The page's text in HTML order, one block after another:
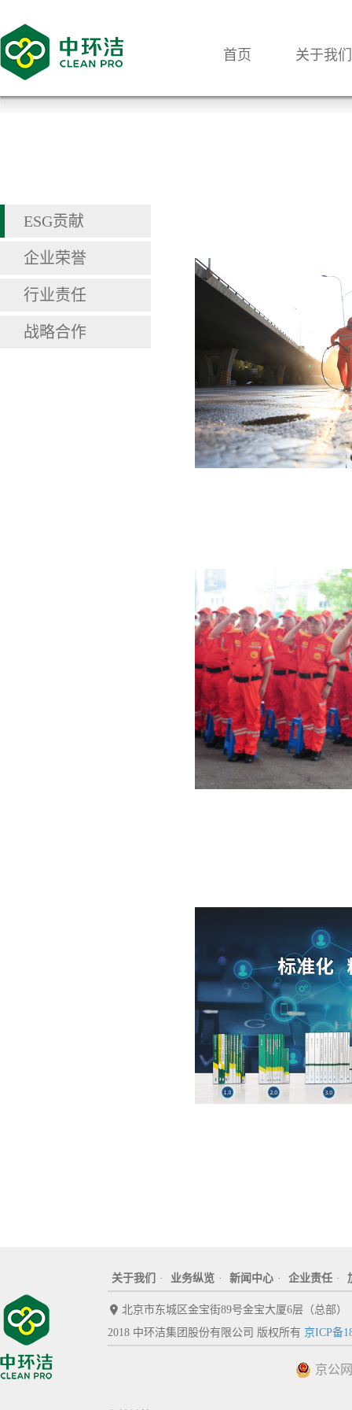
首页 关于我们
ESG贡献
企业荣誉
行业责任
战略合作
关于我们 · 业务纵览 · 新闻中心 · 企业责任 ·
北京市东城区金宝街89号金宝大厦6层（总部）
2018 中环洁集团股份有限公司 版权所有 京ICP备
京公